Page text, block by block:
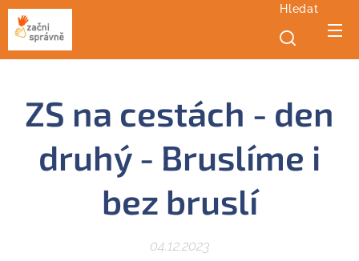
Hledat
ZS na cestách - den
druhý - Bruslíme i
bez bruslí
04.12.2023